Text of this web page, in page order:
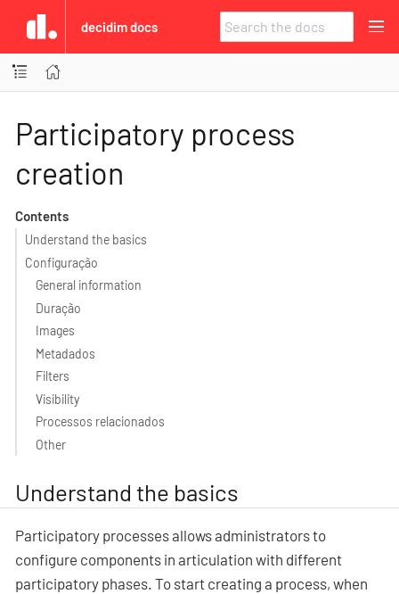
decidim docs
Participatory process
creation
Contents
Understand the basics
Configuração
General information
Duração
Images
Metadados
Filters
Visibility
Processos relacionados
Other
Understand the basics
Participatory processes allows administrators to
configure components in articulation with different
participatory phases. To start creating a process, when